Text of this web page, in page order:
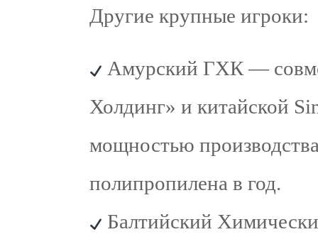
Другие крупные игроки:
Амурский ГХК —
Холдинг» и китайской
мощностью
полипропилена в год.
Балтийский